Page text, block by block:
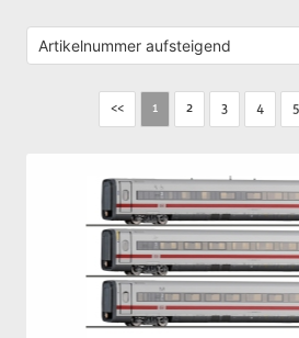
<< 1 2 3 4 5